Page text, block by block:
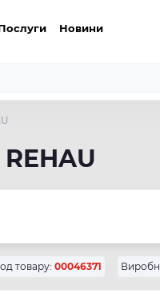
Новини
товару: 00046371